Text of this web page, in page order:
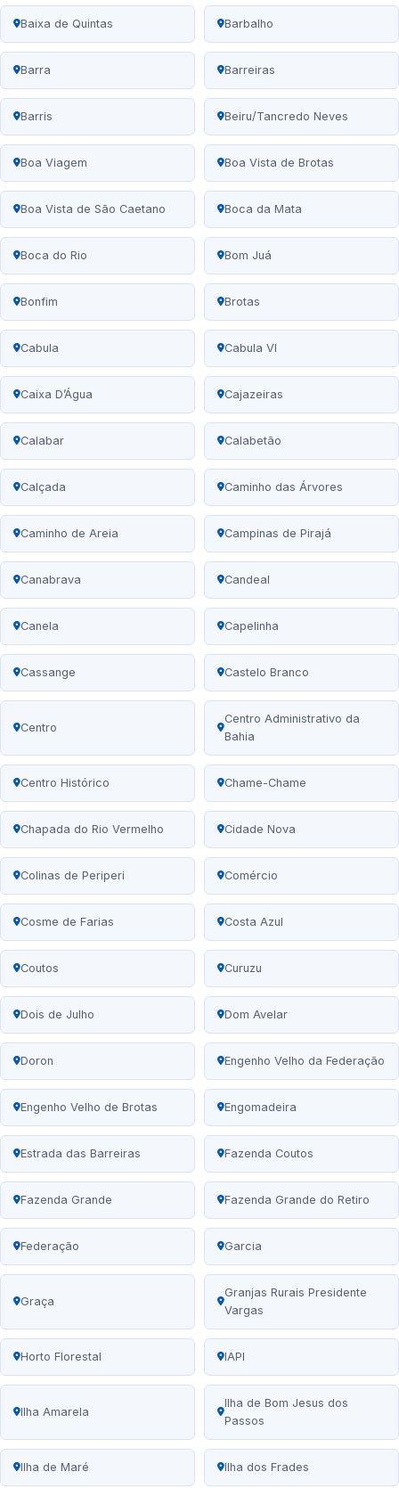
Baixa de Quintas Barbalho
Barra Barreiras
Barris Beiru/Tancredo Neves
Boa Viagem Boa Vista de Brotas
Boa Vista de São Caetano Boca da Mata
Boca do Rio Bom Juá
Bonfim Brotas
Cabula Cabula VI
Caixa D’Água Cajazeiras
Calabar Calabetão
Calçada Caminho das Árvores
Caminho de Areia Campinas de Pirajá
Canabrava Candeal
Canela Capelinha
Cassange Castelo Branco
Centro
Centro Administrativo da
Bahia
Centro Histórico Chame-Chame
Chapada do Rio Vermelho Cidade Nova
Colinas de Periperi Comércio
Cosme de Farias Costa Azul
Coutos Curuzu
Dois de Julho Dom Avelar
Doron Engenho Velho da Federação
Engenho Velho de Brotas Engomadeira
Estrada das Barreiras Fazenda Coutos
Fazenda Grande Fazenda Grande do Retiro
Federação Garcia
Graça
Granjas Rurais Presidente
Vargas
Horto Florestal IAPI
Ilha Amarela
Ilha de Bom Jesus dos
Passos
Ilha de Maré Ilha dos Frades